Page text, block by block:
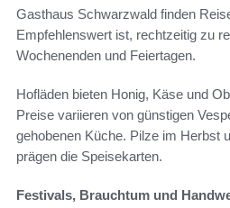
Gasthaus Schwarzwald finden
Empfehlenswert ist, rechtzeitig zu
Wochenenden und Feiertagen.
Hofläden bieten Honig, Käse und
Preise variieren von günstigen
gehobenen Küche. Pilze im Herbst
prägen die Speisekarten.
Festivals, Brauchtum und